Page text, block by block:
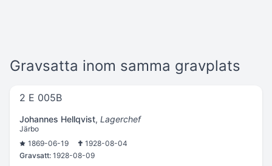
Gravsatta inom samma gravplats
2 E 005B
Johannes Hellqvist, Lagerchef
Järbo
1869-06-19
1928-08-04
Gravsatt: 1928-08-09